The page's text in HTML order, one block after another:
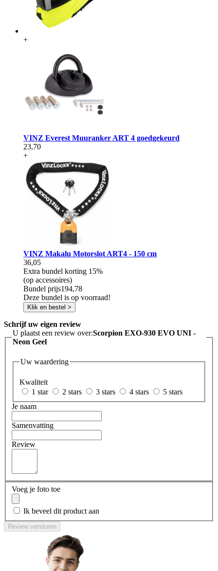
+
VINZ Everest Muuranker ART 4 goedgekeurd
23,70
+
VINZ Makalu Motorslot ART4 - 150 cm
36,05
Extra bundel korting 15%
(op accessoires)
Bundel prijs194,78
Deze bundel is op voorraad!
Klik en bestel >
Schrijf uw eigen review
U plaatst een review over:Scorpion EXO-930 EVO UNI -
Neon Geel
Uw waardering
Kwaliteit
1 star
2 stars 3 stars 4 stars
5 stars
Je naam
Samenvatting
Review
Voeg je foto toe
Ik beveel dit product aan
Review versturen